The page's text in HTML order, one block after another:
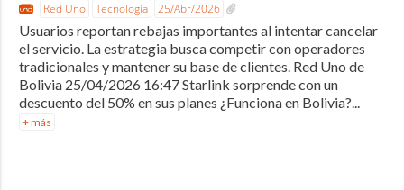
Red Uno Tecnología 25/Abr/2026
Usuarios reportan rebajas importantes al intentar cancelar
el servicio. La estrategia busca competir con operadores
tradicionales y mantener su base de clientes. Red Uno de
Bolivia 25/04/2026 16:47 Starlink sorprende con un
descuento del 50% en sus planes ¿Funciona en Bolivia?...
+ más